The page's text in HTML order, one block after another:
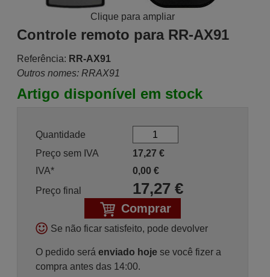
Clique para ampliar
Controle remoto para RR-AX91
Referência: RR-AX91
Outros nomes: RRAX91
Artigo disponível em stock
Quantidade
Preço sem IVA
17,27 €
IVA*
0,00 €
Preço final
17,27€
Comprar
Se não ficar satisfeito, pode devolver
O pedido será enviado hojese você fizer a
compra antes das 14:00.